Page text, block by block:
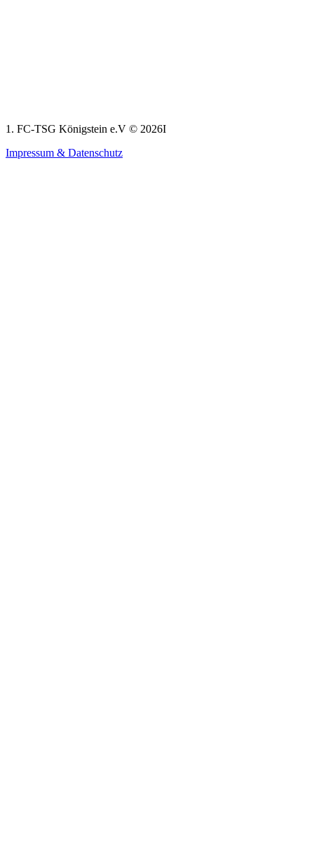
1. FC-TSG Königstein e.V © 2026I
Impressum & Datenschutz